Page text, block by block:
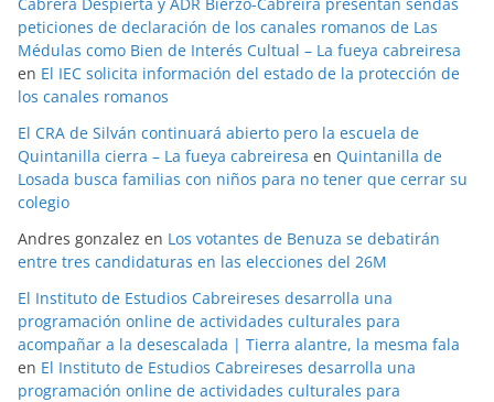
peticiones de declaración de los canales romanos de Las
Médulas como Bien de Interés Cultual – La fueya cabreiresa
en El IEC solicita información del estado de la protección de
los canales romanos
El CRA de Silván continuará abierto pero la escuela de
Quintanilla cierra – La fueya cabreiresa en Quintanilla de
Losada busca familias con niños para no tener que cerrar su
colegio
Andres gonzalez en Los votantes de Benuza se debatirán
entre tres candidaturas en las elecciones del 26M
El Instituto de Estudios Cabreireses desarrolla una
programación online de actividades culturales para
acompañar a la desescalada | Tierra alantre, la mesma fala
en El Instituto de Estudios Cabreireses desarrolla una
programación online de actividades culturales para